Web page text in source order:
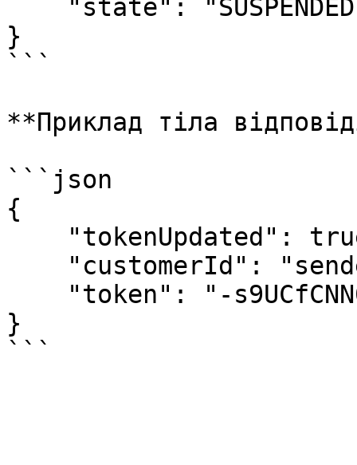
}
```
**Приклад тіла
```json
{
}